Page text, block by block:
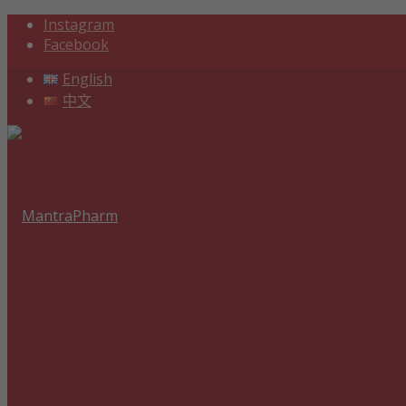
Instagram
Facebook
English
中文